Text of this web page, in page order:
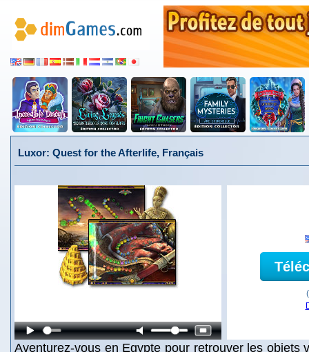
Luxor: Quest for the Afterlife, Français
Aventurez-vous en Egypte pour retrouver les objets